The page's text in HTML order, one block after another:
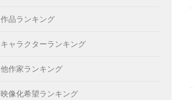
作品ランキング
キャラクターランキング
他作家ランキング
映像化希望ランキング